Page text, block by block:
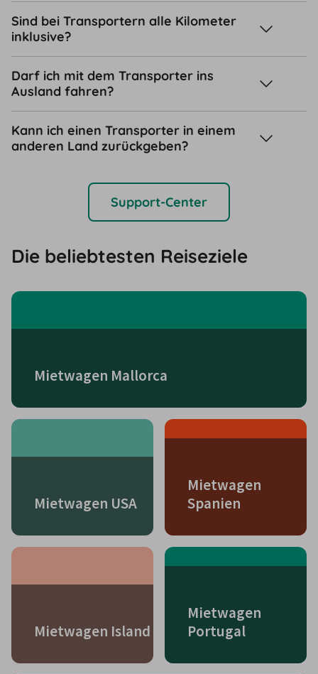
Sind bei Transportern alle Kilometer
inklusive?
Darf ich mit dem Transporter ins
Ausland fahren?
Kann ich einen Transporter in einem
anderen Land zurückgeben?
Support-Center
Die beliebtesten Reiseziele
Mietwagen Mallorca
Mietwagen USA
Mietwagen
Spanien
Mietwagen Island
Mietwagen
Portugal